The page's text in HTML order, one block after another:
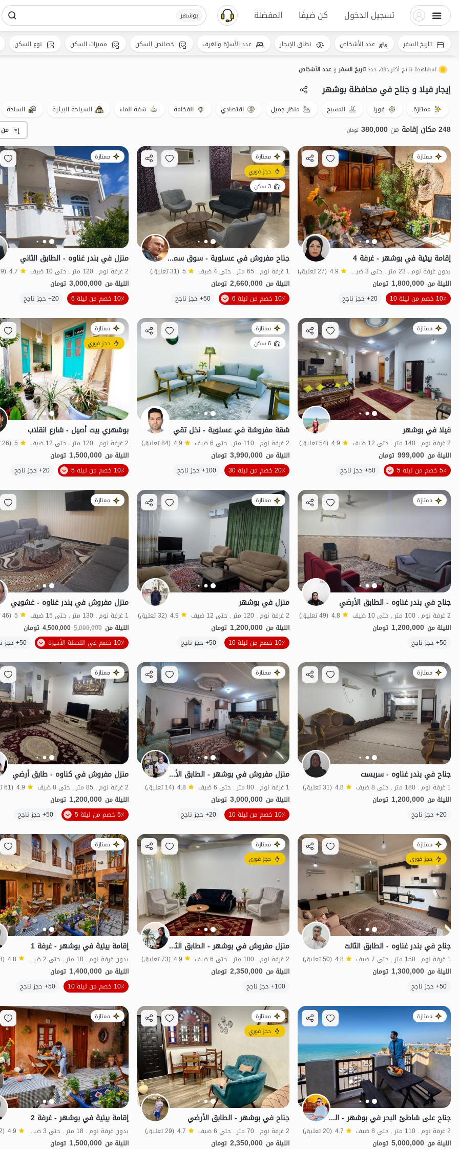
تسجيل الدخول كن ضيفًا المفضلة بوشهر
لمشاهدة نتائج أكثر دقة، حددتاريخ السفروعدد الأشخاص
إيجار فيلا و جناح في محافظة بوشهر
ممتازة. فورا. المسبح منظر جميل اقتصادي الفخامة شفة الماء السياحة البيئية الساحة
248 مكان إقامة من 380,000 تومان
ممتازة
إقامة بيئية في بوشهر - غرفة 4
بدون غرفة نوم . 23 متر . حتى 3 ضيف 4.9 (27 تعليق)
الليلة من 1,800,000 تومان
10٪ خصم من ليلة 10
20+ حجز ناجح خاص طعام جيد الموقع على الخريطة
ممتازة
حجز فوري
3 سكن
جناح مفروش في عسلوية - سوق سما - غرفة نوم واحدة
1 غرفة نوم . 65 متر . حتى 4 ضيف 5 (31 تعليق)
الليلة من 2,660,000 تومان
10٪ خصم من ليلة 6
50+ حجز ناجح الموقع على الخريطة
ممتازة
منزل في بندر غناوه - الطابق الثاني
2 غرفة نوم . 120 متر . حتى 10 ضيف 4.7 (19 تعليق)
الليلة من 3,000,000 تومان
10٪ خصم من ليلة 6
20+ حجز ناجح
ممتازة
فيلا في بوشهر
2 غرفة نوم . 140 متر . حتى 12 ضيف 4.9 (54 تعليق)
الليلة من 999,000 تومان
5٪ خصم من ليلة 5
50+ حجز ناجح اقتصادي الموقع على الخريطة
ممتازة
6 سكن
شقة مفروشة في عسلوية - نخل تقي
2 غرفة نوم . 110 متر . حتى 6 ضيف 4.9 (84 تعليق)
الليلة من 3,990,000 تومان
20٪ خصم من ليلة 30
100+ حجز ناجح الموقع على الخريطة
ممتازة
حجز فوري
بوشهري بيت أصيل - شارع انقلاب
2 غرفة نوم . 120 متر . حتى 12 ضيف 5 (26 تعليق)
الليلة من 1,500,000 تومان
10٪ خصم من ليلة 5
20+ حجز ناجح
ممتازة
جناح في بندر غناوه - الطابق الأرضي
2 غرفة نوم . 100 متر . حتى 10 ضيف 4.8 (49 تعليق)
الليلة من 1,200,000 تومان
50+ حجز ناجح
اقتصادي الموقع على الخريطة
ممتازة
منزل في بوشهر
2 غرفة نوم . 120 متر . حتى 12 ضيف 4.9 (32 تعليق)
الليلة من 1,200,000 تومان
10٪ خصم من ليلة 10
50+ حجز ناجح اقتصادي
ممتازة
منزل مفروش في بندر غناوه - غشويي
1 غرفة نوم . 130 متر . حتى 15 ضيف 5 (46 تعليق)
الليلة من 5,000,000
4,500,000 تومان
10٪ خصم في اللحظة الأخيرة
50+ حجز ناجح
ممتازة
جناح في بندر غناوه - سربست
1 غرفة نوم . 180 متر . حتى 8 ضيف 4.8 (31 تعليق)
الليلة من 1,200,000 تومان
20+ حجز ناجح
اقتصادي الموقع على الخريطة
ممتازة
منزل مفروش في بوشهر - الطابق الأول
1 غرفة نوم . 80 متر . حتى 6 ضيف 4.8 (14 تعليق)
الليلة من 3,000,000 تومان
10٪ خصم من ليلة 10
20+ حجز ناجح بات نواز
ممتازة
منزل مفروش في كناوه - طابق أرضي
2 غرفة نوم . 85 متر . حتى 8 ضيف 4.9 (61 تعليق)
الليلة من 1,200,000 تومان
5٪ خصم من ليلة 5
50+ حجز ناجح
ممتازة
حجز فوري
جناح في بندر غناوه - الطابق الثالث
1 غرفة نوم . 150 متر . حتى 7 ضيف 4.8 (50 تعليق)
الليلة من 1,300,000 تومان
50+ حجز ناجح
اقتصادي الموقع على الخريطة
ممتازة
حجز فوري
منزل مفروش في بوشهر - الطابق الثاني
2 غرفة نوم . 100 متر . حتى 6 ضيف 4.9 (73 تعليق)
الليلة من 2,350,000 تومان
100+ حجز ناجح
الموقع على الخريطة
ممتازة
إقامة بيئية في بوشهر - غرفة 1
بدون غرفة نوم . 18 متر . حتى 2 ضيف 4.8 (48 تعليق)
الليلة من 1,400,000 تومان
10٪ خصم من ليلة 10
50+ حجز ناجح
ممتازة
جناح على شاطئ البحر في بوشهر - الطابق الثالث
2 غرفة نوم . 110 متر . حتى 8 ضيف 4.7 (20 تعليق)
الليلة من 5,000,000 تومان
ممتازة
حجز فوري
جناح في بوشهر - الطابق الأرضي
2 غرفة نوم . 70 متر . حتى 6 ضيف 4.7 (29 تعليق)
الليلة من 2,350,000 تومان
ممتازة
إقامة بيئية في بوشهر - غرفة 2
بدون غرفة نوم . 18 متر . حتى 3 ضيف 4.9 (52 تعليق)
الليلة من 1,500,000 تومان
تاريخ السفر عدد الأشخاص نطاق الإيجار عدد الأسرّة والغرف خصائص السكن مميزات السكن نوع السكن